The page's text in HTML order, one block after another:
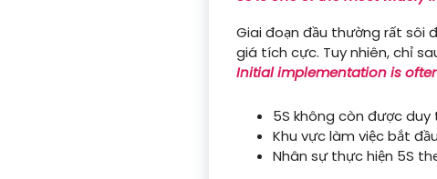
Giai đoạn đầu thường rất sôi
giá tích cực. Tuy nhiên, chỉ
Initial implementation is
5S không còn được duy
Khu vực làm việc bắt
Nhân sự thực hiện 5S